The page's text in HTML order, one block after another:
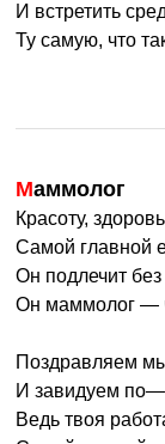
И встретить
Ту самую, что
Маммолог
Красоту,
Самой главной
Он подлечит
Он маммолог —
Поздравляем
И завидуем
Ведь твоя